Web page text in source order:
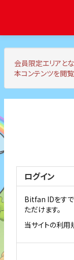
会員限定エリア と
本コンテンツを閲
ログイン
Bitfan IDをすで
ただけます。
当サイトの利用